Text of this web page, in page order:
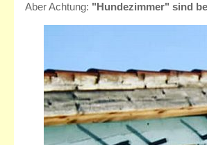
Aber Achtung: "Hundezimmer" sind